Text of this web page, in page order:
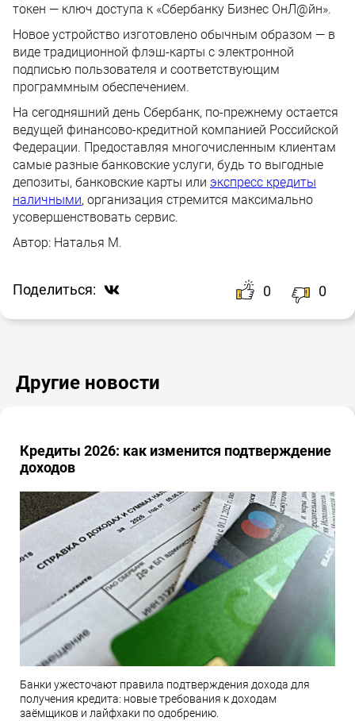
токен — ключ доступа к «Сбербанку Бизнес ОнЛ@йн».
Новое устройство изготовлено обычным образом — в
виде традиционной флэш-карты с электронной
подписью пользователя и соответствующим
программным обеспечением.
На сегодняшний день Сбербанк, по-прежнему остается
ведущей финансово-кредитной компанией Российской
Федерации. Предоставляя многочисленным клиентам
самые разные банковские услуги, будь то выгодные
депозиты, банковские карты или экспресс кредиты
наличными, организация стремится максимально
усовершенствовать сервис.
Автор: Наталья М.
Поделиться: 0 0
Другие новости
Кредиты 2026: как изменится подтверждение
доходов
Банки ужесточают правила подтверждения дохода для
получения кредита: новые требования к доходам
заёмщиков и лайфхаки по одобрению.